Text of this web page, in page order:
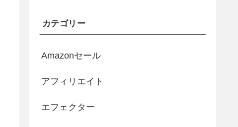
カテゴリー
Amazonセール
アフィリエイト
エフェクター